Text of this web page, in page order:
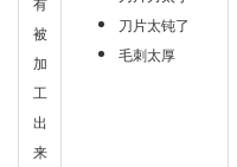
有
被
加
工
出
来
刀片太钝了
毛刺太厚